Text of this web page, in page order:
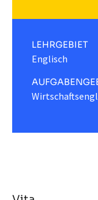
LEHRGEBIET
Englisch